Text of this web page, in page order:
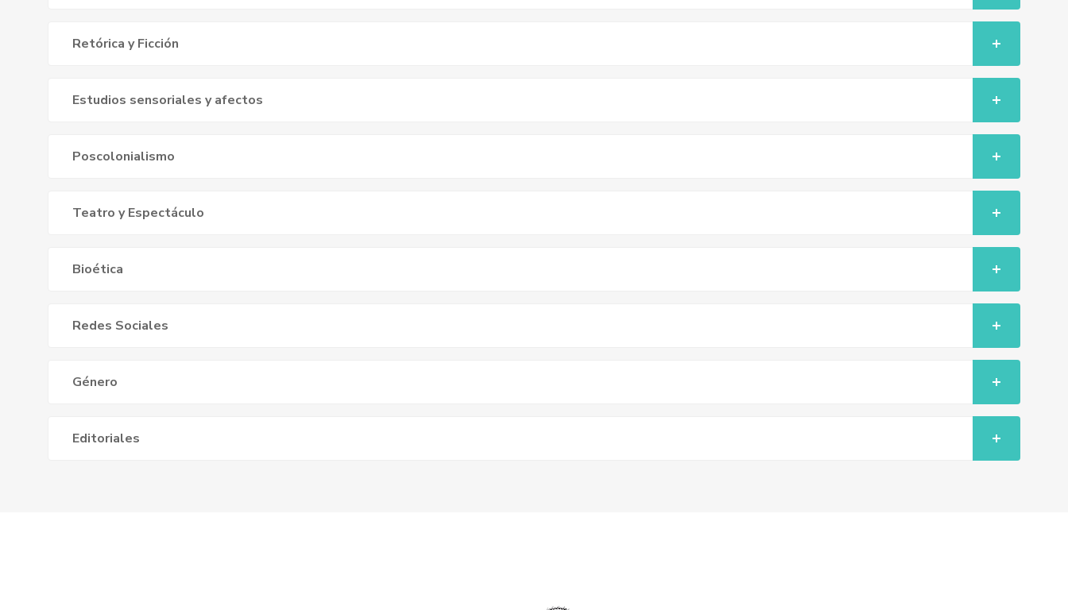
Retórica y Ficción
Estudios sensoriales y afectos
Poscolonialismo
Teatro y Espectáculo
Bioética
Redes Sociales
Género
Editoriales